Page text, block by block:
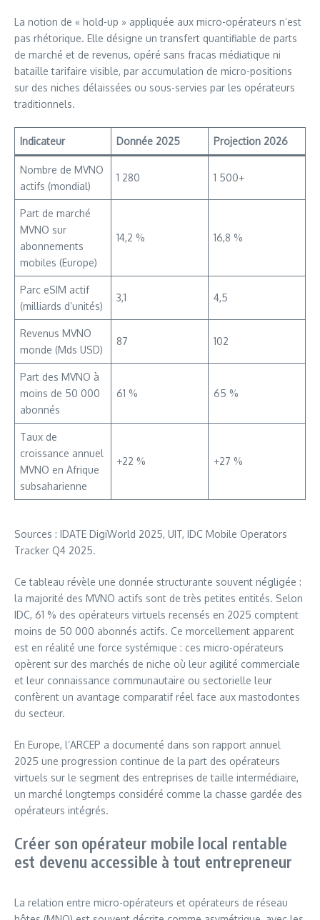
La notion de « hold-up » appliquée aux micro-opérateurs n’est
pas rhétorique. Elle désigne un transfert quantifiable de parts
de marché et de revenus, opéré sans fracas médiatique ni
bataille tarifaire visible, par accumulation de micro-positions
sur des niches délaissées ou sous-servies par les opérateurs
traditionnels.
Indicateur Donnée 2025 Projection 2026
Nombre de MVNO
actifs (mondial)
1 280 1 500+
Part de marché
MVNO sur
abonnements
mobiles (Europe)
14,2 % 16,8 %
Parc eSIM actif
(milliards d’unités)
3,1 4,5
Revenus MVNO
monde (Mds USD)
87 102
Part des MVNO à
moins de 50 000
abonnés
61 % 65 %
Taux de
croissance annuel
MVNO en Afrique
subsaharienne
+22 % +27 %
Sources : IDATE DigiWorld 2025, UIT, IDC Mobile Operators
Tracker Q4 2025.
Ce tableau révèle une donnée structurante souvent négligée :
la majorité des MVNO actifs sont de très petites entités. Selon
IDC, 61 % des opérateurs virtuels recensés en 2025 comptent
moins de 50 000 abonnés actifs. Ce morcellement apparent
est en réalité une force systémique : ces micro-opérateurs
opèrent sur des marchés de niche où leur agilité commerciale
et leur connaissance communautaire ou sectorielle leur
confèrent un avantage comparatif réel face aux mastodontes
du secteur.
En Europe, l’ARCEP a documenté dans son rapport annuel
2025 une progression continue de la part des opérateurs
virtuels sur le segment des entreprises de taille intermédiaire,
un marché longtemps considéré comme la chasse gardée des
opérateurs intégrés.
Créer son opérateur mobile local rentable
est devenu accessible à tout entrepreneur
La relation entre micro-opérateurs et opérateurs de réseau